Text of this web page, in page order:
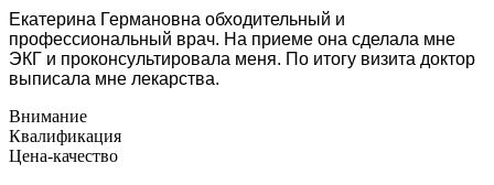
Екатерина Германовна обходительный и
профессиональный врач. На приеме она сделала мне
ЭКГ и проконсультировала меня. По итогу визита доктор
выписала мне лекарства.
Внимание
Квалификация
Цена-качество